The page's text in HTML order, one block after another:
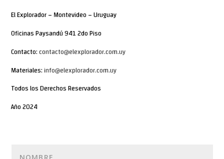
El Explorador – Montevideo – Uruguay
Oficinas Paysandú 941 2do Piso
Contacto:contacto@elexplorador.com.uy
Materiales:info@elexplorador.com.uy
Todos los Derechos Reservados
Año 2024